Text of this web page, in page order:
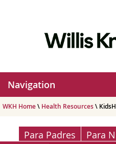
Navigation
WKH Home\ Health Resources\
Para Padres Para